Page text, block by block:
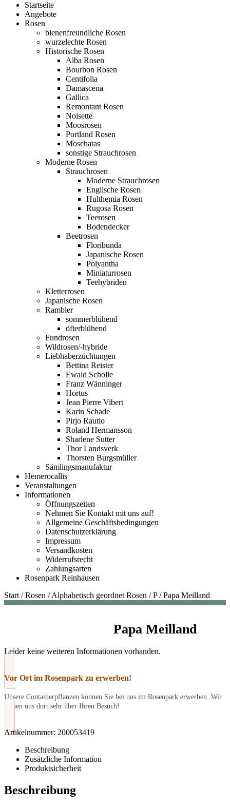
Startseite
Angebote
Rosen
bienenfreundliche Rosen
wurzelechte Rosen
Historische Rosen
Alba Rosen
Bourbon Rosen
Centifolia
Damascena
Gallica
Remontant Rosen
Noisette
Moosrosen
Portland Rosen
Moschatas
sonstige Strauchrosen
Moderne Rosen
Strauchrosen
Moderne Strauchrosen
Englische Rosen
Hulthemia Rosen
Rugosa Rosen
Teerosen
Bodendecker
Beetrosen
Floribunda
Japanische Rosen
Polyantha
Miniaturrosen
Teehybriden
Kletterrosen
Japanische Rosen
Rambler
sommerblühend
öfterblühend
Fundrosen
Wildrosen/-hybride
Liebhaberzüchtungen
Bettina Reister
Ewald Scholle
Franz Wänninger
Hortus
Jean Pierre Vibert
Karin Schade
Pirjo Rautio
Roland Hermansson
Sharlene Sutter
Thor Landsverk
Thorsten Burgsmüller
Sämlingsmanufaktur
Hemerocallis
Veranstaltungen
Informationen
Öffnungszeiten
Nehmen Sie Kontakt mit uns auf!
Allgemeine Geschäftsbedingungen
Datenschutzerklärung
Impressum
Versandkosten
Widerrufsrecht
Zahlungsarten
Rosenpark Reinhausen
Start /Rosen /Alphabetisch geordnet Rosen /P/Papa Meilland
Papa Meilland
Leider keine weiteren Informationen vorhanden.
Vor Ort im Rosenpark zu erwerben!
Unsere Containerpflanzen können Sie bei uns im Rosenpark erwerben. Wir
freuen uns dort sehr über Ihren Besuch!
Artikelnummer: 200053419
Beschreibung
Zusätzliche Information
Produktsicherheit
Beschreibung